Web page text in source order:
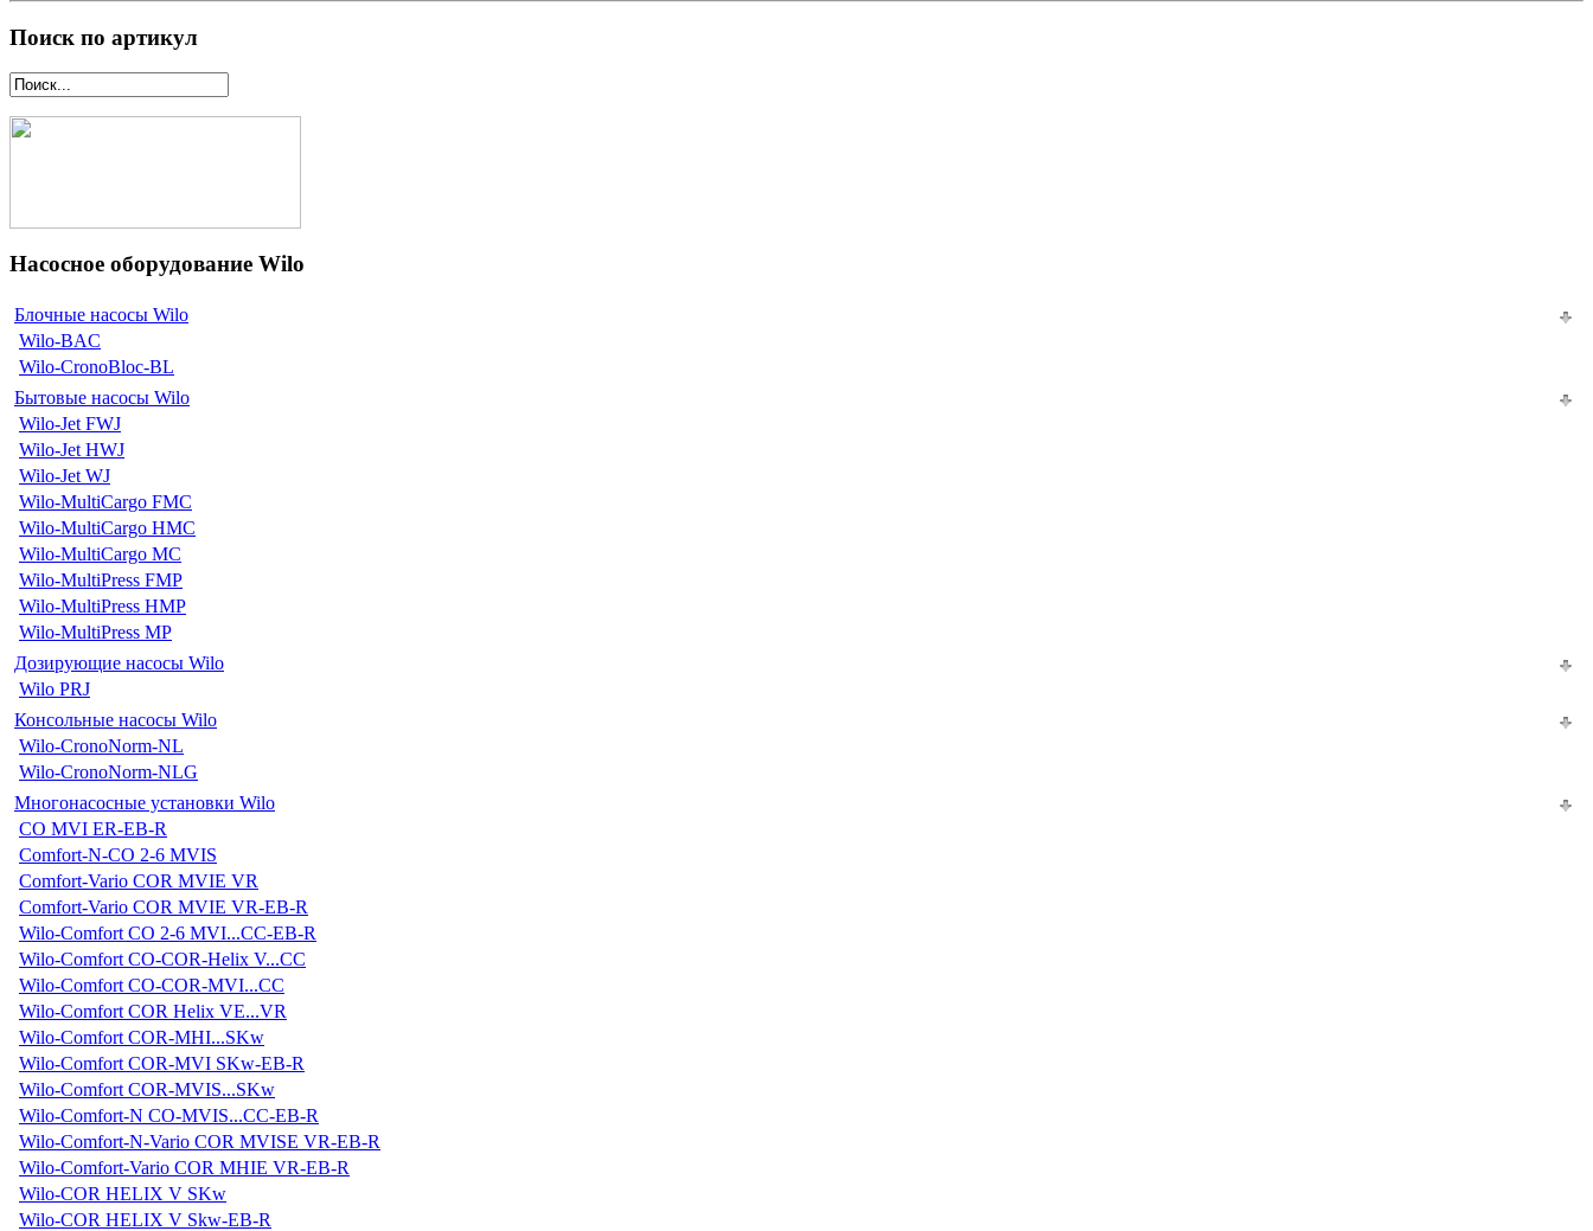
Поиск по артикул
Насосное оборудование Wilo
Блочные насосы Wilo
Wilo-BAC
Wilo-CronoBloc-BL
Бытовые насосы Wilo
Wilo-Jet FWJ
Wilo-Jet HWJ
Wilo-Jet WJ
Wilo-MultiCargo FMC
Wilo-MultiCargo HMC
Wilo-MultiCargo MC
Wilo-MultiPress FMP
Wilo-MultiPress HMP
Wilo-MultiPress MP
Дозирующие насосы Wilo
Wilo PRJ
Консольные насосы Wilo
Wilo-CronoNorm-NL
Wilo-CronoNorm-NLG
Многонасосные установки Wilo
CO MVI ER-EB-R
Comfort-N-CO 2-6 MVIS
Comfort-Vario COR MVIE VR
Comfort-Vario COR MVIE VR-EB-R
Wilo-Comfort CO 2-6 MVI...CC-EB-R
Wilo-Comfort CO-COR-Helix V...CC
Wilo-Comfort CO-COR-MVI...CC
Wilo-Comfort COR Helix VE...VR
Wilo-Comfort COR-MHI...SKw
Wilo-Comfort COR-MVI SKw-EB-R
Wilo-Comfort COR-MVIS...SKw
Wilo-Comfort-N CO-MVIS...CC-EB-R
Wilo-Comfort-N-Vario COR MVISE VR-EB-R
Wilo-Comfort-Vario COR MHIE VR-EB-R
Wilo-COR HELIX V SKw
Wilo-COR HELIX V Skw-EB-R